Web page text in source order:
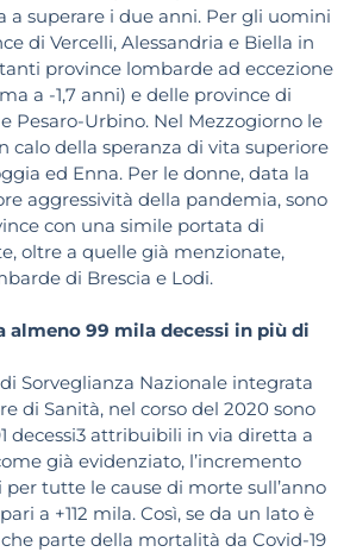
a superare i due anni. Per gli uomini
di Vercelli, Alessandria e Biella in
province lombarde ad eccezione
a -1,7 anni) e delle province di
Pesaro-Urbino. Nel Mezzogiorno le
calo della speranza di vita superiore
ed Enna. Per le donne, data la
aggressività della pandemia, sono
con una simile portata di
oltre a quelle già menzionate,
di Brescia e Lodi.
almeno 99 mila decessi in più di
Sorveglianza Nazionale integrata
di Sanità, nel corso del 2020 sono
decessi3 attribuibili in via diretta a
già evidenziato, l’incremento
per tutte le cause di morte sull’anno
a +112 mila. Così, se da un lato è
parte della mortalità da Covid-19